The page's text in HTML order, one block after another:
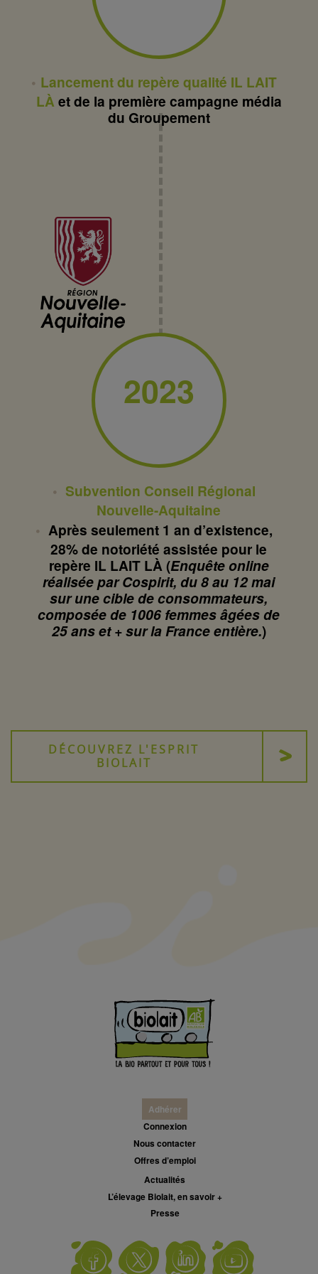
Lancement du repère qualité IL LAIT
LÀet de la première campagne média
du Groupement
2023
Subvention Conseil Régional
Nouvelle-Aquitaine
Après seulement 1 an d’existence,
28% de notoriété assistée pour le
repère IL LAIT LÀ (Enquête online
réalisée par Cospirit, du 8 au 12 mai
sur une cible de consommateurs,
composée de 1006 femmes âgées de
25 ans et + sur la France entière.)
DÉCOUVREZ L'ESPRIT
BIOLAIT
Adhérer
Connexion
Nous contacter
Offres d’emploi
Actualités
L’élevage Biolait, en savoir +
Presse